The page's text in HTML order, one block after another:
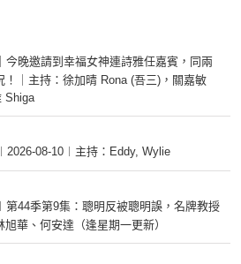
今晚邀請到幸福女神連詩雅任嘉賓，同兩
｜主持：徐加晴 Rona (吾三)，關嘉敏
Shiga
08-10︱主持：Eddy, Wylie
第44季第9集：聰明反被聰明誤，名牌教授
華、何安達（逢星期一更新）